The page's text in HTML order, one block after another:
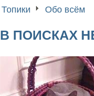
Топики Обо всём
В ПОИСКАХ